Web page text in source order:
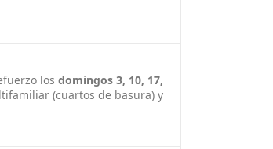
los domingos 3, 10, 17,
(cuartos de basura) y